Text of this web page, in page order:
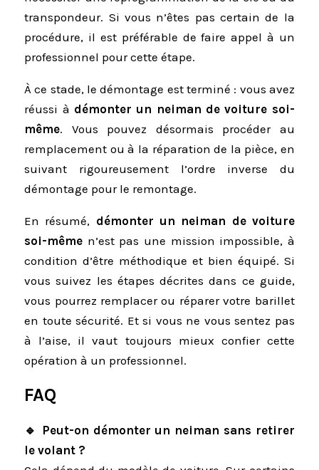
transpondeur. Si vous n’êtes pas certain de la
procédure, il est préférable de faire appel à un
professionnel pour cette étape.
À ce stade, le démontage est terminé : vous avez
réussi à démonter un neiman de voiture soi-
même. Vous pouvez désormais procéder au
remplacement ou à la réparation de la pièce, en
suivant rigoureusement l’ordre inverse du
démontage pour le remontage.
En résumé, démonter un neiman de voiture
soi-même n’est pas une mission impossible, à
condition d’être méthodique et bien équipé. Si
vous suivez les étapes décrites dans ce guide,
vous pourrez remplacer ou réparer votre barillet
en toute sécurité. Et si vous ne vous sentez pas
à l’aise, il vaut toujours mieux confier cette
opération à un professionnel.
FAQ
🔹 Peut-on démonter un neiman sans retirer
le volant ?